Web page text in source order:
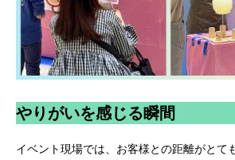
やりがいを感じる瞬間
イベント現場では、お客様との距離がとて